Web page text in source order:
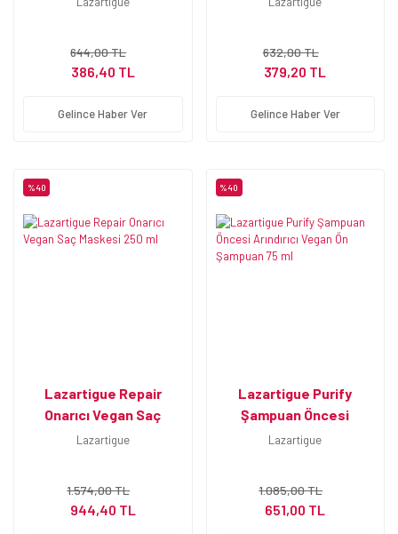
644,00 TL
386,40 TL
Gelince Haber Ver
632,00 TL
379,20 TL
Gelince Haber Ver
%40
Lazartigue Repair
Onarıcı Vegan Saç
Maskesi 250 ml
Lazartigue
1.574,00 TL
944,40 TL
%40
Lazartigue Purify
Şampuan Öncesi
Arındırıcı Vegan Ön
Lazartigue
1.085,00 TL
651,00 TL